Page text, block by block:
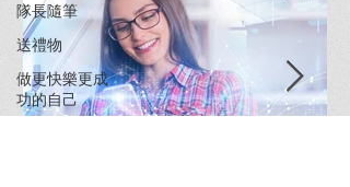
隊長隨筆
送禮物
做更快樂更成
功的自己